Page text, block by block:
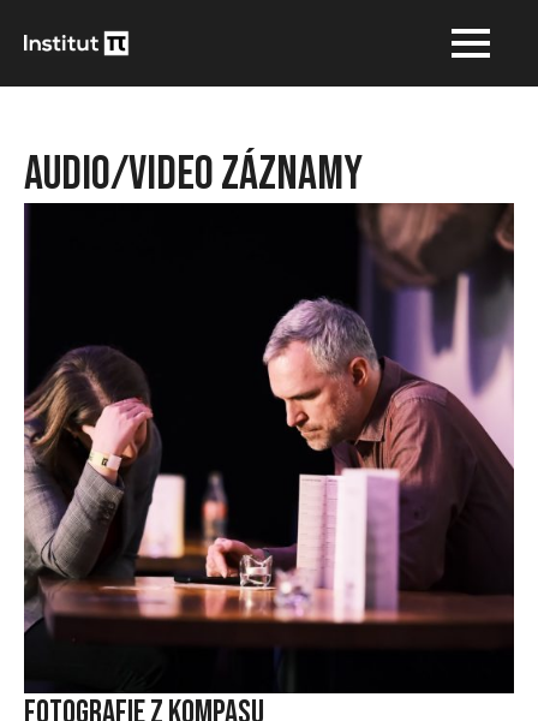
Audio/Video Záznamy